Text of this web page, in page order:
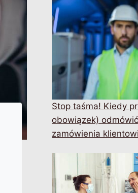
Stop taśma! Kiedy
obowiązek)
zamówienia